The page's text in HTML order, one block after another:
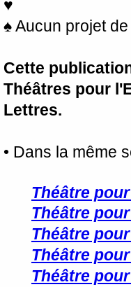
♥
♠ Aucun projet
Cette
Théâtres pour
Lettres.
• Dans la même
Théâtre
Théâtre
Théâtre
Théâtre
Théâtre